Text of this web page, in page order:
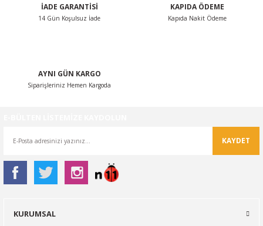
Bu ürüne benzer farklı alternatifler olmalı.
İADE GARANTİSİ
14 Gün Koşulsuz İade
KAPIDA ÖDEME
Kapıda Nakit Ödeme
AYNI GÜN KARGO
Siparişleriniz Hemen Kargoda
KAYDET
KURUMSAL